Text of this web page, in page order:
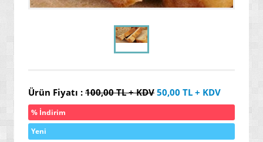
» DEFİNE ARAMA SİSTEMLERİ / DEDEKTÖRLER
» EL ALETLERİ / ENDÜSTRİYEL ÜRÜNLER
» MALZEMELER / AKSESUARLAR / TAKIMLAR
» EKSTRA MAKİNELER
Ürün Fiyatı : 100,00TL + KDV 50,00 TL + KDV
% İndirim
Yeni